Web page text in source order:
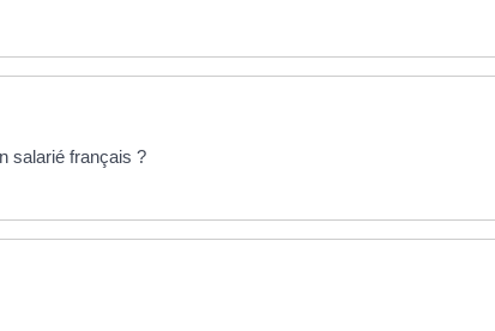
salarié français ?